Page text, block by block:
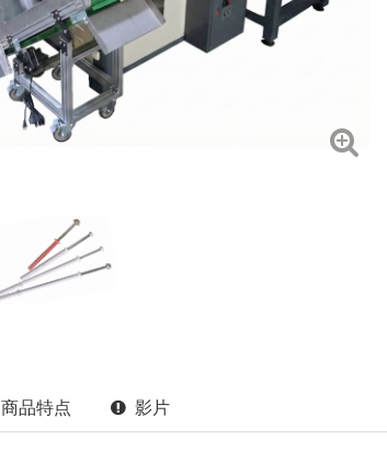
商品特点 影片